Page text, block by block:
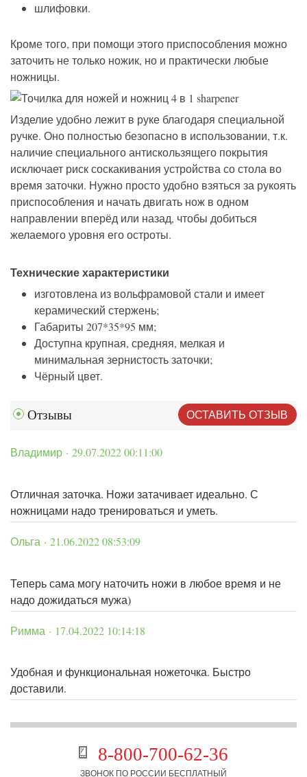
шлифовки.
Кроме того, при помощи этого приспособления можно
заточить не только ножик, но и практически любые
ножницы.
Изделие удобно лежит в руке благодаря специальной
ручке. Оно полностью безопасно в использовании, т.к.
наличие специального антискользящего покрытия
исключает риск соскакивания устройства со стола во
время заточки. Нужно просто удобно взяться за рукоять
приспособления и начать двигать нож в одном
направлении вперёд или назад, чтобы добиться
желаемого уровня его остроты.
Технические характеристики
изготовлена из вольфрамовой стали и имеет
керамический стержень;
Габариты 207*35*95 мм;
Доступна крупная, средняя, мелкая и
минимальная зернистость заточки;
Чёрный цвет.
Отзывы ОСТАВИТЬ ОТЗЫВ
Владимир · 29.07.2022 00:11:00
Отличная заточка. Ножи затачивает идеально. С
ножницами надо тренироваться и уметь.
Ольга · 21.06.2022 08:53:09
Теперь сама могу наточить ножи в любое время и не
надо дожидаться мужа)
Римма · 17.04.2022 10:14:18
Удобная и функциональная ножеточка. Быстро
доставили.
8-800-700-62-36
ЗВОНОК ПО РОССИИ БЕСПЛАТНЫЙ